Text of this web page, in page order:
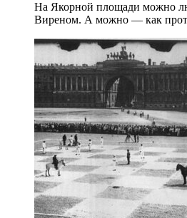
На Якорной площади можно
Виреном. А можно — как